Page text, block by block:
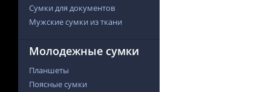
Сумки для документов
Мужские сумки из ткани
Молодежные сумки
Планшеты
Поясные сумки